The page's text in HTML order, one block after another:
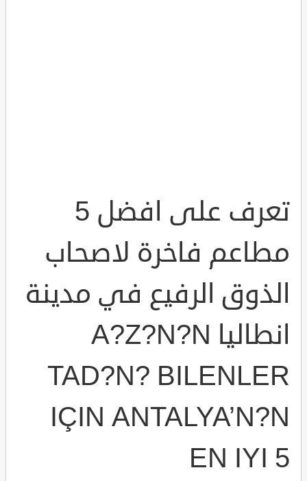
تعرف على افضل 5
مطاعم فاخرة لاصحاب
الذوق الرفيع في مدينة
انطاليا A?Z?N?N
TAD?N? BILENLER
IÇIN ANTALYA’N?N
EN IYI 5